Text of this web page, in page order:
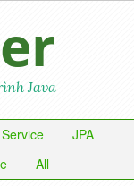
Java
JPA
All